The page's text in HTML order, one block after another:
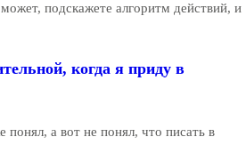
подскажете алгоритм действий, и
когда я приду в
а вот не понял, что писать в